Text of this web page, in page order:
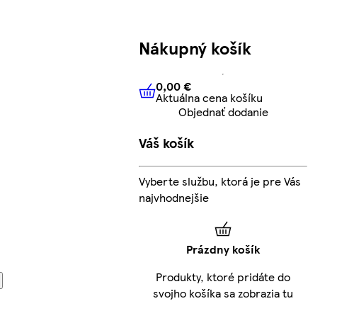
Nákupný košík
0,00 € Aktuálna cena košíku
0,00 €
Aktuálna cena košíku
Objednať dodanie
Váš košík
Vyberte službu, ktorá je pre Vás
najvhodnejšie
Prázdny košík
Produkty, ktoré pridáte do
svojho košíka sa zobrazia tu